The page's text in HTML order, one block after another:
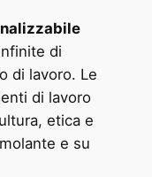
di
di lavoro. Le
di lavoro
etica e
e su